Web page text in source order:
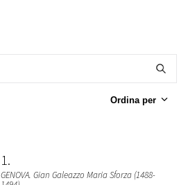
Ordina per
1
GENOVA. Gian Galeazzo Maria Sforza (1488-